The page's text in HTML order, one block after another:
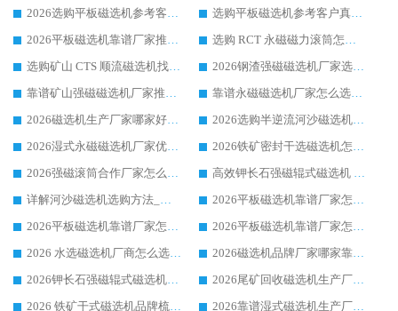
2026选购平板磁选机参考客户真实体验，华体会手机网页版-华体会(中国) 厂家行业口碑排名前列
选购平板磁选机参考客户真实体验，华体会手机网页版-华体会(中国) 厂家依托行业口碑收获大量客户认可
2026平板磁选机靠谱厂家推荐_ 华体会手机网页版-华体会(中国) 凭借良好口碑获得众多客户认可
选购 RCT 永磁磁力滚筒怎么选?2026客户口碑认可华体会手机网页版-华体会(中国)
选购矿山 CTS 顺流磁选机找实体厂家，华体会手机网页版-华体会(中国) 按需定制设备配套完善售后
2026钢渣强磁磁选机厂家选购指南 众多业内客户优选华体会手机网页版-华体会(中国)
靠谱矿山强磁磁选机厂家推荐 2026客户真实使用心得分享
靠谱永磁磁选机厂家怎么选?福建客户真实体验分享华体会手机网页版-华体会(中国) 品牌
2026磁选机生产厂家哪家好?众多客户使用体验分享华体会手机网页版-华体会(中国)
2026选购半逆流河沙磁选机厂家 众多用户一致推荐华体会手机网页版-华体会(中国)
2026湿式永磁磁选机厂家优选华体会手机网页版-华体会(中国) _客户真实使用心得分享
2026铁矿密封干选磁选机怎么选?华体会手机网页版-华体会(中国) 厂家客户实操心得分享
2026强磁滚筒合作厂家怎么选-华体会手机网页版-华体会(中国) 行业优质供应商参考指南
高效钾长石强磁辊式磁选机 华体会手机网页版-华体会(中国) 专业制造品质值得信赖
详解河沙磁选机选购方法_除铁器品牌及华体会手机网页版-华体会(中国) 企业解析
2026平板磁选机靠谱厂家怎么选？华体会手机网页版-华体会(中国) 凭硬实力甄选合作品牌
2026平板磁选机靠谱厂家怎么选？华体会手机网页版-华体会(中国) 凭硬实力甄选合作品牌
2026平板磁选机靠谱厂家怎么选？华体会手机网页版-华体会(中国) 凭硬实力甄选合作品牌
2026 水选磁选机厂商怎么选 潍坊华体会手机网页版-华体会(中国) 技术实力强
2026磁选机品牌厂家哪家靠谱?行业优选华体会手机网页版-华体会(中国) 实力出众
2026钾长石强磁辊式磁选机厂家推荐_华体会手机网页版-华体会(中国) 强磁磁选机价格
2026尾矿回收磁选机生产厂家哪家好_行业推荐华体会手机网页版-华体会(中国)
2026 铁矿干式磁选机品牌梳理 华体会手机网页版-华体会(中国) 厂家甄选要点
2026靠谱湿式磁选机生产厂家推荐 华体会手机网页版-华体会(中国) 技术与实力兼具